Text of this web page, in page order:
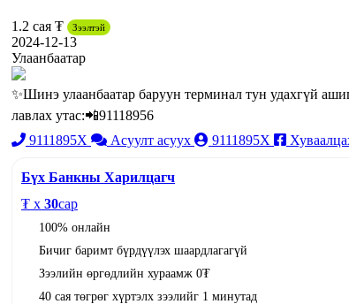
1.2 сая ₮ Зээлтэй
2024-12-13
Улаанбаатар
✨Шинэ улаанбаатар баруун терминал тун удахгүй
лавлах утас:📲91118956
9111895X
Асуулт асуух 9111895X
Бүх Банкны Харилцагч
₮ x 30сар
100% онлайн
Бичиг баримт бүрдүүлэх шаардлагагүй
Зээлийн өргөдлийн хураамж 0₮
40 сая төгрөг хүртэлх зээлийг 1 минутад